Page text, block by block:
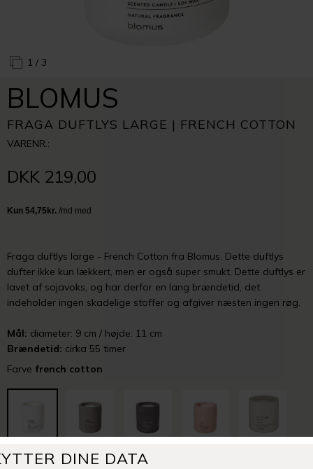
1 / 3
BLOMUS
FRAGA DUFTLYS LARGE | FRENCH COTTON
VARENR.:
DKK 219,00
Fraga duftlys large - French Cotton fra Blomus. Dette duftlys
dufter ikke kun lækkert, men er også super smukt. Dette duftlys er
lavet af sojavoks, og har derfor en lang brændetid, det
indeholder ingen skadelige stoffer og afgiver næsten ingen røg.
Mål: diameter: 9 cm / højde: 11 cm
Brændetid: cirka 55 timer
Farve french cotton